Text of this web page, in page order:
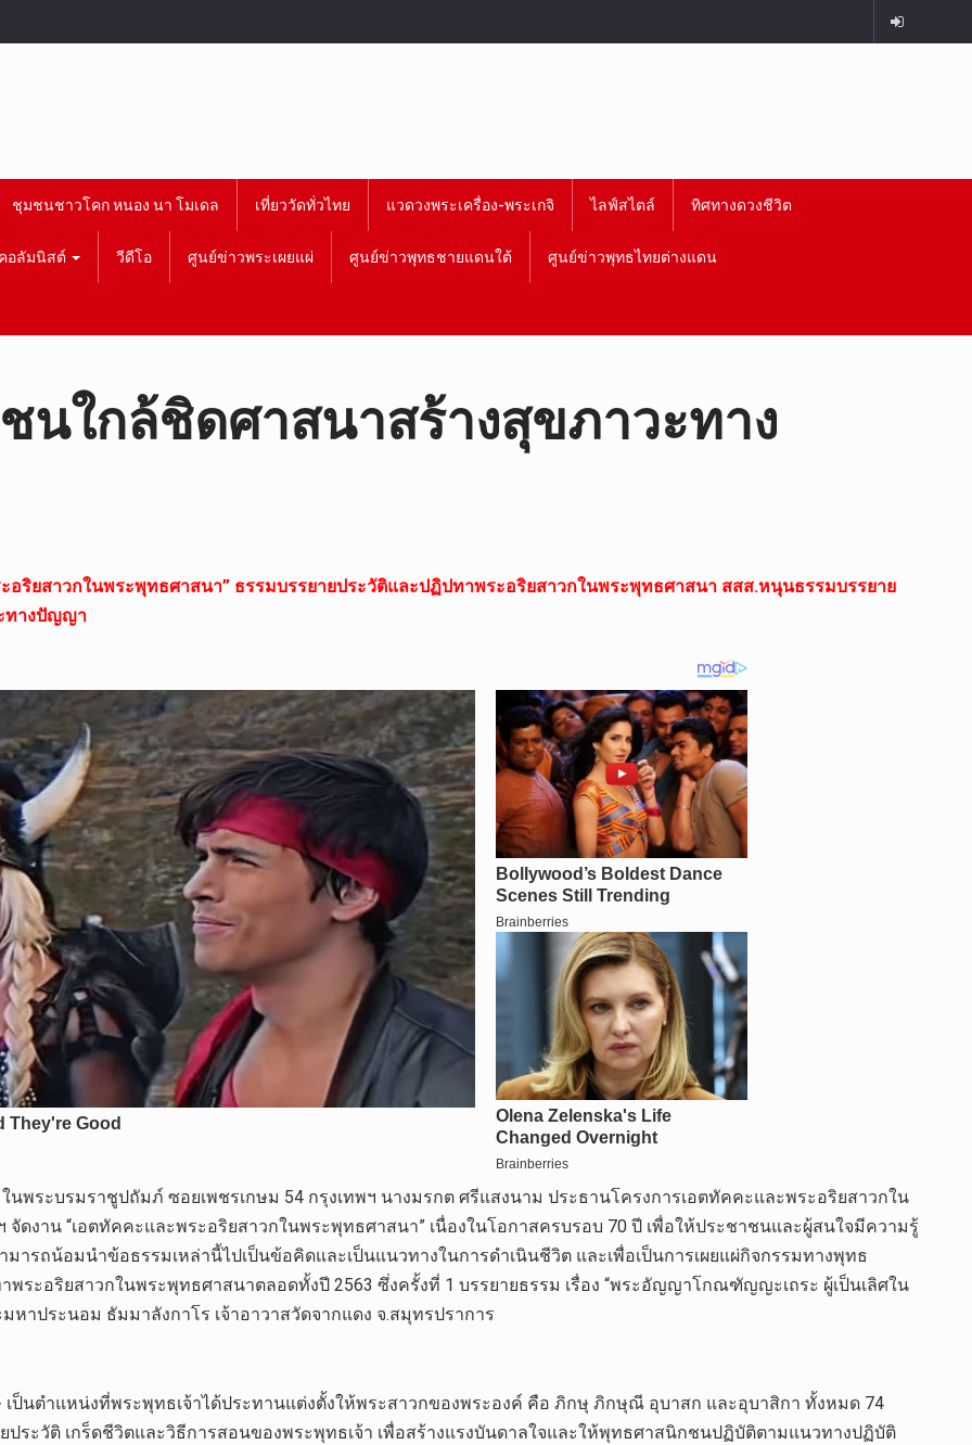
ชุมชนชาวโคก หนอง นา โมเดล เที่ยววัดทั่วไทย แวดวงพระเครื่อง-พระเกจิ ไลฟ์สไตล์ ทิศทางดวงชีวิต
คอลัมนิสต์ วีดีโอ ศูนย์ข่าวพระเผยแผ่ ศูนย์ข่าวพุทธชายแดนใต้ ศูนย์ข่าวพุทธไทยต่างแดน
นใกล้ชิดศาสนาสร้างสุขภาวะทาง
อริยสาวกในพระพุทธศาสนา” ธรรมบรรยายประวัติและปฏิปทาพระอริยสาวกในพระพุทธศาสนา สสส.หนุนธรรมบรรยาย
ทางปัญญา
พระบรมราชูปถัมภ์ ซอยเพชรเกษม 54 กรุงเทพฯ นางมรกต ศรีแสงนาม ประธานโครงการเอตทัคคะและพระอริยสาวกใน
ดงาน “เอตทัคคะและพระอริยสาวกในพระพุทธศาสนา” เนื่องในโอกาสครบรอบ 70 ปี เพื่อให้ประชาชนและผู้สนใจมีความรู้
ารถน้อมนำข้อธรรมเหล่านี้ไปเป็นข้อคิดและเป็นแนวทางในการดำเนินชีวิต และเพื่อเป็นการเผยแผ่กิจกรรมทางพุทธ
ระอริยสาวกในพระพุทธศาสนาตลอดทั้งปี 2563 ซึ่งครั้งที่ 1 บรรยายธรรม เรื่อง “พระอัญญาโกณฑัญญะเถระ ผู้เป็นเลิศใน
าประนอม ธัมมาลังกาโร เจ้าอาวาสวัดจากแดง จ.สมุทรปราการ
เป็นตำแหน่งที่พระพุทธเจ้าได้ประทานแต่งตั้งให้พระสาวกของพระองค์ คือ ภิกษุ ภิกษุณี อุบาสก และอุบาสิกา ทั้งหมด 74
ประวัติ เกร็ดชีวิตและวิธีการสอนของพระพุทธเจ้า เพื่อสร้างแรงบันดาลใจและให้พุทธศาสนิกชนปฏิบัติตามแนวทางปฏิบัติ